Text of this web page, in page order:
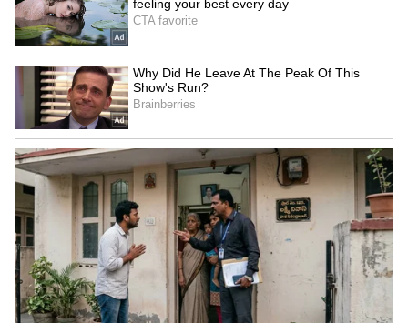
5
Image Credit : Amazon.in
ఇంటి నుంచి ప్రయాణాల వరకు ఎక్కడైనా
ఉపయోగించొచ్చు
ఈ ఫింగర్‌ప్రింట్ ప్యాడ్‌లాక్ తక్కువ బరువుతో ఉండటంతో